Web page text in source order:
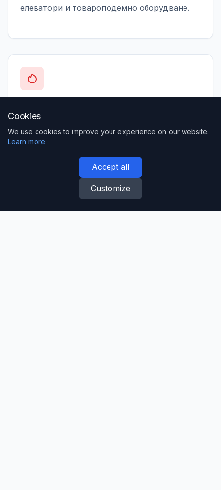
елеватори и товароподемно оборудване.
оборудване за термична обработка.
Cookies
We use cookies to improve your experience on our website.
Learn more
Accept all
Customize